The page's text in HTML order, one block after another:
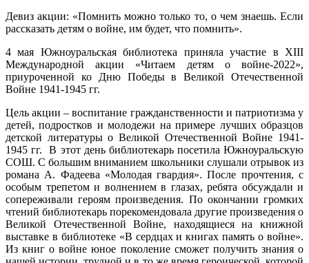
Девиз акции: «Помнить можно только то, о чем знаешь. Если
рассказать детям о войне, им будет, что помнить».
4 мая Южноуральская библиотека приняла участие в XIII
Международной акции «Читаем детям о войне-2022»,
приуроченной ко Дню Победы в Великой Отечественной
Войне 1941-1945 гг.
Цель акции – воспитание гражданственности и патриотизма у
детей, подростков и молодежи на примере лучших образцов
детской литературы о Великой Отечественной Войне 1941-
1945 гг. В этот день библиотекарь посетила Южноуральскую
СОШ. С большим вниманием школьники слушали отрывок из
романа А. Фадеева «Молодая гвардия». После прочтения, с
особым трепетом и волнением в глазах, ребята обсуждали и
сопереживали героям произведения. По окончании громких
чтений библиотекарь порекомендовала другие произведения о
Великой Отечественной Войне, находящиеся на книжной
выставке в библиотеке «В сердцах и книгах память о войне».
Из книг о войне юное поколение сможет получить знания о